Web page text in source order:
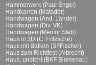
Hammerwerk (Paul Engel)
Handkarren (Matador)
Handwagen (And. Länder)
Handwagen (Div. VK)
Handwagen (Mentor Stab)
Haus in 3D (C. Fritzsche)
Haus mit Balkon (SFFischer)
Haus zum Richtfest (Albrecht)
Haus, undicht (BKF Blumenau)